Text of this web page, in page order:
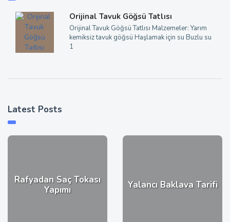
Orijinal Tavuk Göğsü Tatlısı
Orijinal Tavuk Göğsü Tatlısı Malzemeler: Yarım
kemiksiz tavuk göğsü Haşlamak için su Buzlu su
1
Latest Posts
Rafyadan Saç Tokası
Yapımı
Yalancı Baklava Tarifi